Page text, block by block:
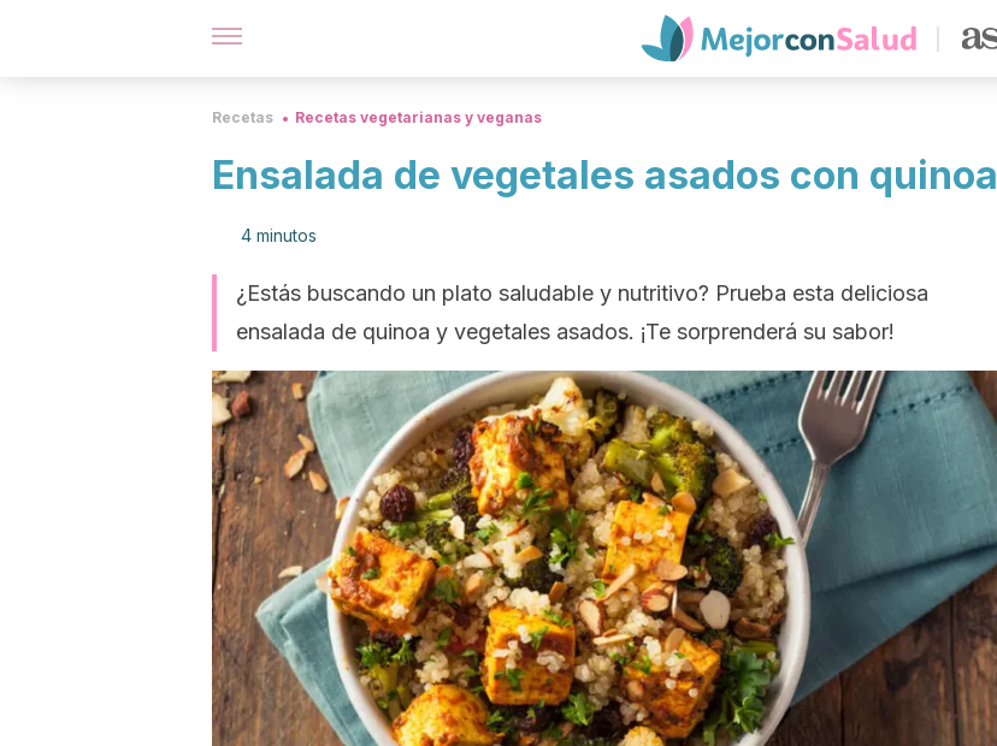
Recetas Recetas vegetarianas y veganas
Ensalada de vegetales asados con quinoa
4 minutos
¿Estás buscando un plato saludable y nutritivo? Prueba esta deliciosa
ensalada de quinoa y vegetales asados. ¡Te sorprenderá su sabor!